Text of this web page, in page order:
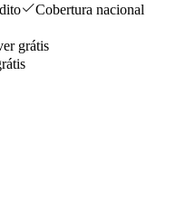
Cobertura nacional
grátis